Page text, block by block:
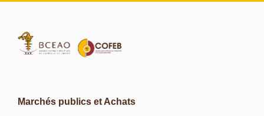
Marchés publics et Achats